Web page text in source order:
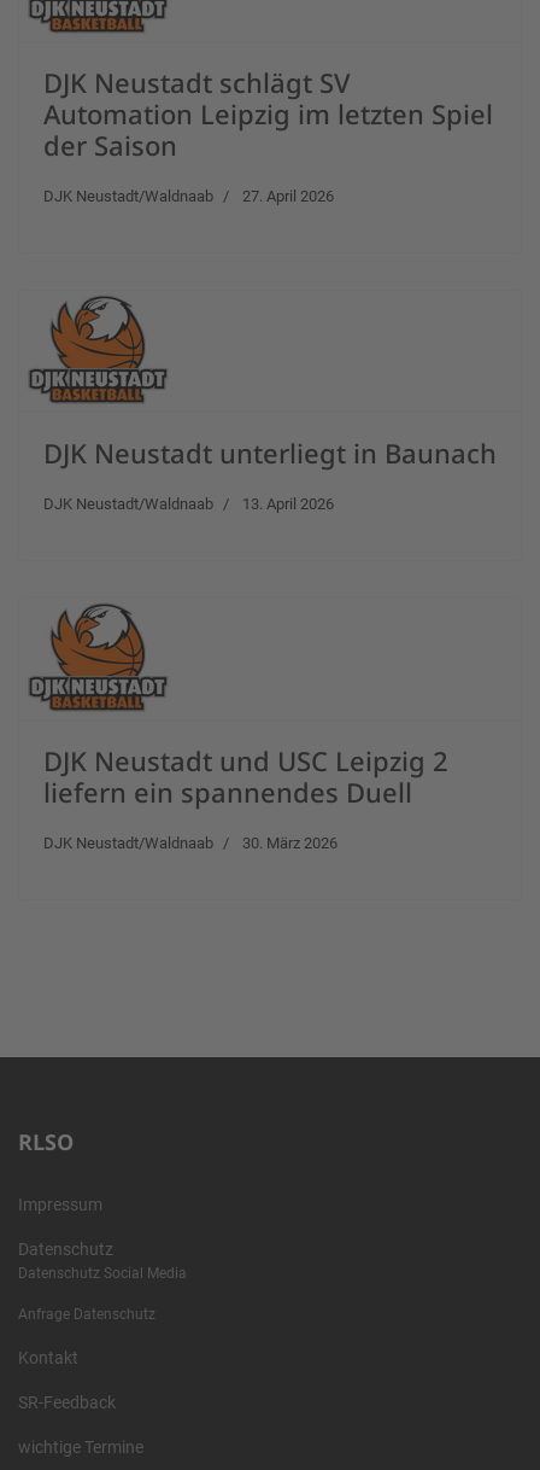
DJK Neustadt schlägt SV
Automation Leipzig im letzten Spiel
der Saison
DJK Neustadt/Waldnaab 27. April 2026
DJK Neustadt unterliegt in Baunach
DJK Neustadt/Waldnaab 13. April 2026
DJK Neustadt und USC Leipzig 2
liefern ein spannendes Duell
DJK Neustadt/Waldnaab 30. März 2026
RLSO
Impressum
Datenschutz
Datenschutz Social Media
Anfrage Datenschutz
Kontakt
SR-Feedback
wichtige Termine